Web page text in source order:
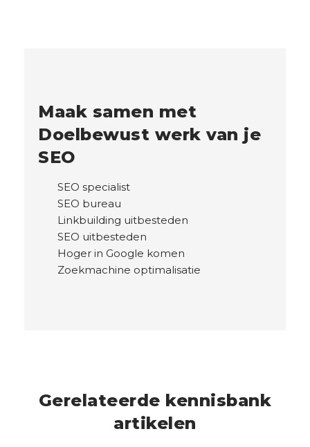
Gerelateerde kennisbank
artikelen
Maak samen met
Doelbewust werk van je
SEO
SEO specialist
SEO bureau
Linkbuilding uitbesteden
SEO uitbesteden
Hoger in Google komen
Zoekmachine optimalisatie